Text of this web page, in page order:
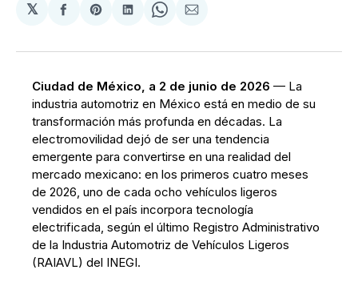
𝕏
Compartir
Facebook
Share
Pinterest
Compartir
LinkedIn
Share
WhatsApp
Compartir
Email
Ciudad de México, a 2 de junio de 2026— La
industria automotriz en México está en medio de su
transformación más profunda en décadas. La
electromovilidad dejó de ser una tendencia
emergente para convertirse en una realidad del
mercado mexicano: en los primeros cuatro meses
de 2026, uno de cada ocho vehículos ligeros
vendidos en el país incorpora tecnología
electrificada, según el último Registro Administrativo
de la Industria Automotriz de Vehículos Ligeros
(RAIAVL) del INEGI.